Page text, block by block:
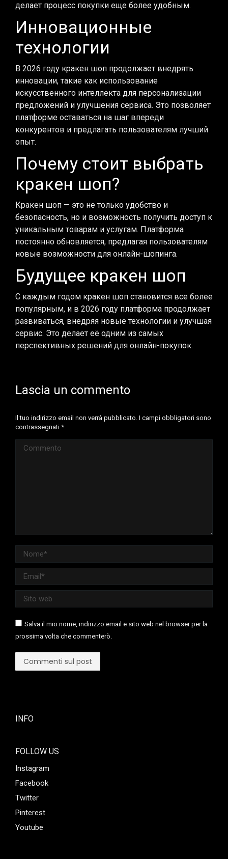
делает процесс покупки еще более удобным.
Инновационные
технологии
В 2026 году кракен шоп продолжает внедрять
инновации, такие как использование
искусственного интеллекта для персонализации
предложений и улучшения сервиса. Это позволяет
платформе оставаться на шаг впереди
конкурентов и предлагать пользователям лучший
опыт.
Почему стоит выбрать
кракен шоп?
Кракен шоп — это не только удобство и
безопасность, но и возможность получить доступ к
уникальным товарам и услугам. Платформа
постоянно обновляется, предлагая пользователям
новые возможности для онлайн-шопинга.
Будущее кракен шоп
С каждым годом кракен шоп становится все более
популярным, и в 2026 году платформа продолжает
развиваться, внедряя новые технологии и улучшая
сервис. Это делает её одним из самых
перспективных решений для онлайн-покупок.
Lascia un commento
Il tuo indirizzo email non verrà pubblicato. I campi obbligatori sono
contrassegnati *
Commento
Nome *
Email *
Sito web
Salva il mio nome, indirizzo email e sito web nel browser per la
prossima volta che commenterò.
Commenti sul post
INFO
FOLLOW US
Instagram
Facebook
Twitter
Pinterest
Youtube